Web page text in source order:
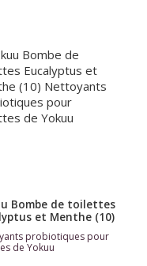
Bombe de toilettes
et Menthe (10)
probiotiques pour
de Yokuu